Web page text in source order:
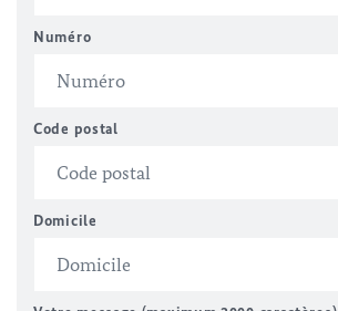
Numéro
Code postal
Domicile